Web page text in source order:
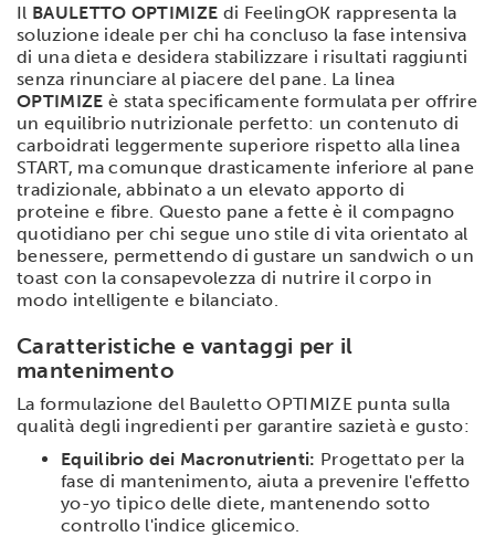
Il BAULETTO OPTIMIZE di FeelingOK rappresenta la
soluzione ideale per chi ha concluso la fase intensiva
di una dieta e desidera stabilizzare i risultati raggiunti
senza rinunciare al piacere del pane. La linea
OPTIMIZE è stata specificamente formulata per offrire
un equilibrio nutrizionale perfetto: un contenuto di
carboidrati leggermente superiore rispetto alla linea
START, ma comunque drasticamente inferiore al pane
tradizionale, abbinato a un elevato apporto di
proteine e fibre. Questo pane a fette è il compagno
quotidiano per chi segue uno stile di vita orientato al
benessere, permettendo di gustare un sandwich o un
toast con la consapevolezza di nutrire il corpo in
modo intelligente e bilanciato.
Caratteristiche e vantaggi per il
mantenimento
La formulazione del Bauletto OPTIMIZE punta sulla
qualità degli ingredienti per garantire sazietà e gusto:
Equilibrio dei Macronutrienti: Progettato per la
fase di mantenimento, aiuta a prevenire l'effetto
yo-yo tipico delle diete, mantenendo sotto
controllo l'indice glicemico.